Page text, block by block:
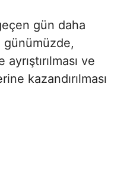
gün daha
günümüzde,
ve
kazandırılması